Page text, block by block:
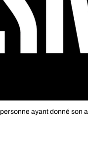
ayant donné son